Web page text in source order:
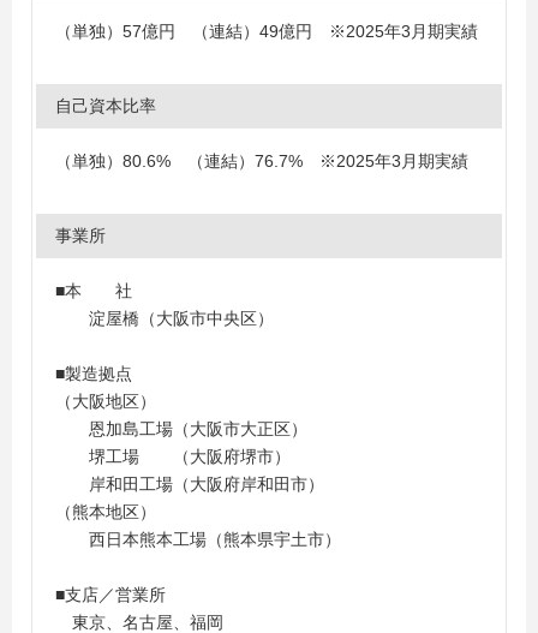
（単独）57億円 （連結）49億円 ※2025年3月期実績
自己資本比率
（単独）80.6% （連結）76.7% ※2025年3月期実績
事業所
■本 社
淀屋橋（大阪市中央区）
■製造拠点
（大阪地区）
恩加島工場（大阪市大正区）
堺工場 （大阪府堺市）
岸和田工場（大阪府岸和田市）
（熊本地区）
西日本熊本工場（熊本県宇土市）
■支店／営業所
東京、名古屋、福岡